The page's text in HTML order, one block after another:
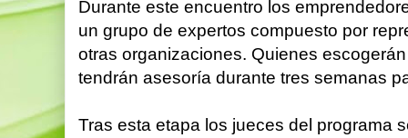
Durante este encuentro los
un grupo de expertos compuesto por
otras organizaciones. Quienes
tendrán asesoría durante tres semanas
Tras esta etapa los jueces del programa